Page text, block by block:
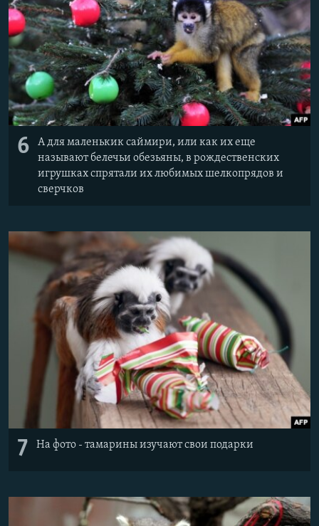
6
А для маленькик саймири, или как их еще
называют белечьи обезьяны, в рождественских
игрушках спрятали их любимых шелкопрядов и
сверчков
7 На фото - тамарины изучают свои подарки